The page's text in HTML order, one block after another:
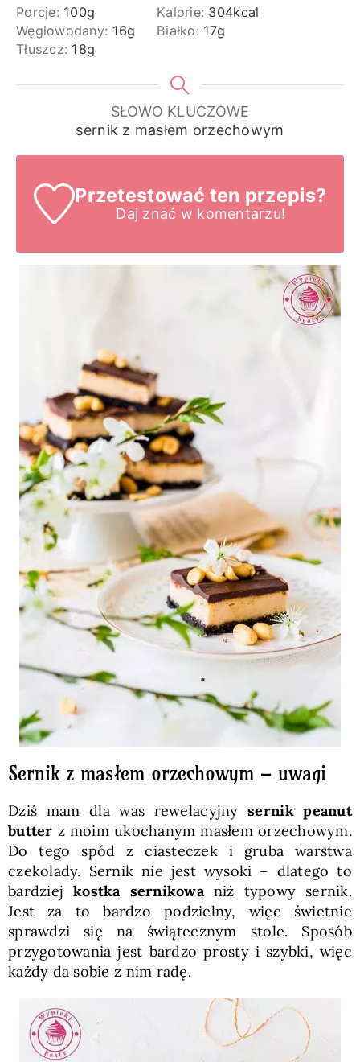
Porcje: 100g Kalorie: 304kcal
Węglowodany: 16g Białko: 17g
Tłuszcz: 18g
SŁOWO KLUCZOWE
sernik z masłem orzechowym
Przetestować ten przepis?
Daj znać w komentarzu!
Sernik z masłem orzechowym – uwagi
Dziś mam dla was rewelacyjnysernik peanut
butter z moim ukochanym masłem orzechowym.
Do tego spód z ciasteczek i gruba warstwa
czekolady. Sernik nie jest wysoki – dlatego to
bardziejkostka sernikowaniż typowy sernik.
Jest za to bardzo podzielny, więc świetnie
sprawdzi się na świątecznym stole. Sposób
przygotowania jest bardzo prosty i szybki, więc
każdy da sobie z nim radę.